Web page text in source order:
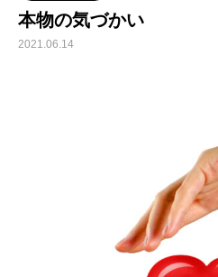
本物の気づかい
2021.06.14